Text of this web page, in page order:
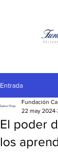
Entrada
El poder
los
Fundación
22 may 2024